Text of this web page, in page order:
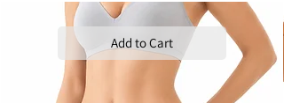
Add to Cart